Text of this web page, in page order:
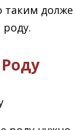
таким